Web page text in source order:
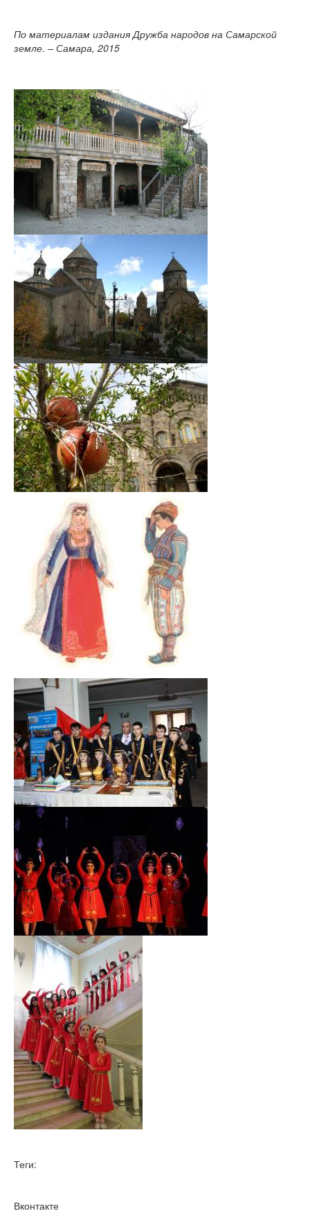
По материалам издания Дружба народов на Самарской
земле. – Самара, 2015
Теги:
Вконтакте